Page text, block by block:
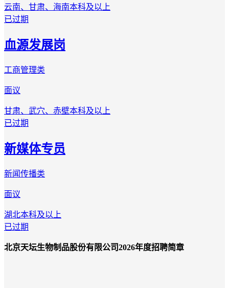
云南、甘肃、海南本科及以上
已过期
血源发展岗
工商管理类
面议
甘肃、武穴、赤壁本科及以上
已过期
新媒体专员
新闻传播类
面议
湖北本科及以上
已过期
北京天坛生物制品股份有限公司2026年度招聘简章